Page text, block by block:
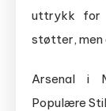
uttrykk for
støtter, men
Arsenal i
Populære